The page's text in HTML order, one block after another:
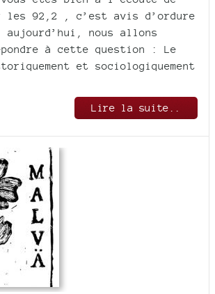
les 92,2 , c’est avis d’ordure
aujourd’hui, nous allons
à cette question : Le
et sociologiquement
Lire la suite..